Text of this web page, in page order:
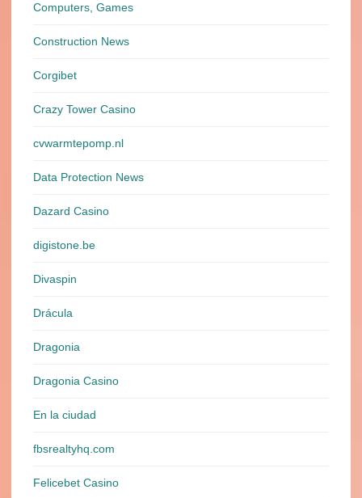
Computers, Games
Construction News
Corgibet
Crazy Tower Сasino
cvwarmtepomp.nl
Data Protection News
Dazard Casino
digistone.be
Divaspin
Drácula
Dragonia
Dragonia Casino
En la ciudad
fbsrealtyhq.com
Felicebet Casino